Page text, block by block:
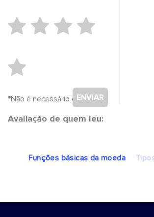
ENVIAR
*Não é necessário cadastro.
Avaliação de quem leu:
Funções básicas da moeda